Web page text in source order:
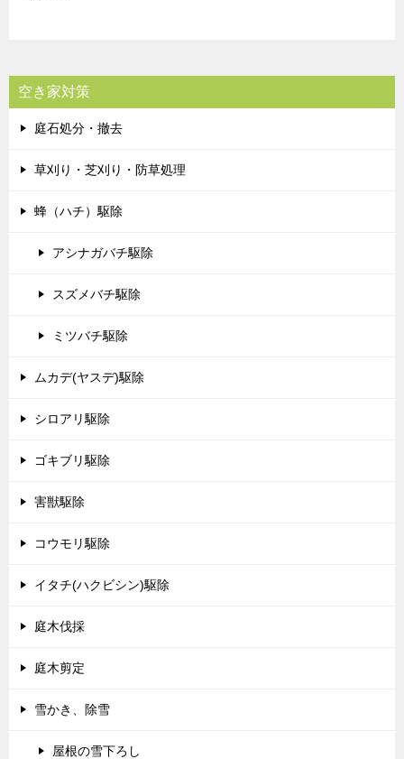
空き家対策
庭石処分・撤去
草刈り・芝刈り・防草処理
蜂（ハチ）駆除
アシナガバチ駆除
スズメバチ駆除
ミツバチ駆除
ムカデ(ヤスデ)駆除
シロアリ駆除
ゴキブリ駆除
害獣駆除
コウモリ駆除
イタチ(ハクビシン)駆除
庭木伐採
庭木剪定
雪かき、除雪
屋根の雪下ろし